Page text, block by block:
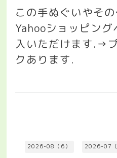
この手ぬぐいやその
Yahooショッピン
入いただけます.→
クあります.
2026-08（6） 2026-07（